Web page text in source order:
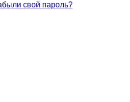
свой пароль?